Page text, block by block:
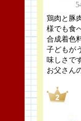
鶏肉と豚
様でも食
合成着色
子どもが
味しさで
お父さん